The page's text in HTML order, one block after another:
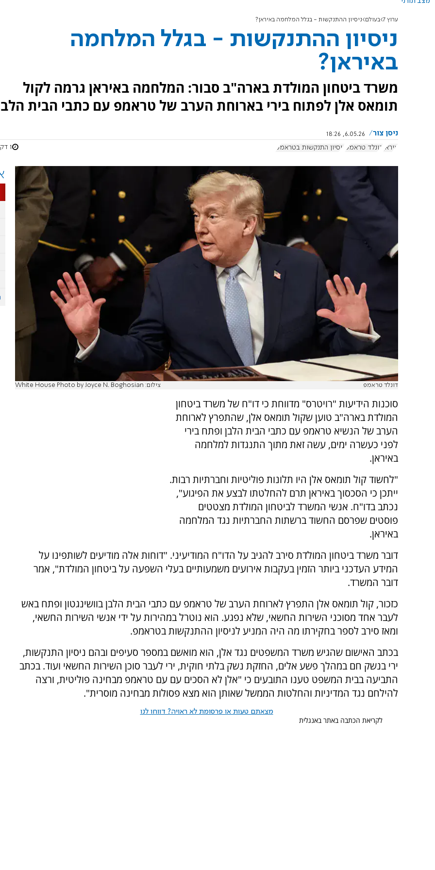
ערוץ 7 בעולם ניסיון ההתנקשות - בגלל המלחמה באיראן?
ניסיון ההתנקשות - בגלל המלחמה
באיראן?
משרד ביטחון המולדת בארה"ב סבור: המלחמה באיראן גרמה לקול
תומאס אלן לפתוח בירי בארוחת הערב של טראמפ עם כתבי הבית
ניסן צור
6.05.26, 18:26
איראן דונלד טראמפ ניסיון התנקשות בטראמפ 1 דקות
דונלד טראמפ צילום: White House Photo by Joyce N. Boghosian
סוכנות הידיעות "רויטרס" מדווחת כי דו"ח של משרד ביטחון
המולדת בארה"ב טוען שקול תומאס אלן, שהתפרץ לארוחת
הערב של הנשיא טראמפ עם כתבי הבית הלבן ופתח בירי
לפני כעשרה ימים, עשה זאת מתוך התנגדות למלחמה
באיראן.
"לחשוד קול תומאס אלן היו תלונות פוליטיות וחברתיות רבות.
ייתכן כי הסכסוך באיראן תרם להחלטתו לבצע את הפיגוע",
נכתב בדו"ח. אנשי המשרד לביטחון המולדת מצטטים
פוסטים שפרסם החשוד ברשתות החברתיות נגד המלחמה
באיראן.
דובר משרד ביטחון המולדת סירב להגיב על הדו"ח המודיעיני. "דוחות אלה מודיעים לשותפינו על
המידע העדכני ביותר הזמין בעקבות אירועים משמעותיים בעלי השפעה על ביטחון המולדת", אמר
דובר המשרד.
כזכור, קול תומאס אלן התפרץ לארוחת הערב של טראמפ עם כתבי הבית הלבן בוושינגטון ופתח באש
לעבר אחד מסוכני השירות החשאי, שלא נפגע. הוא נוטרל במהירות על ידי אנשי השירות החשאי,
ומאז סירב לספר בחקירתו מה היה המניע לניסיון ההתנקשות בטראמפ.
בכתב האישום שהגיש משרד המשפטים נגד אלן, הוא מואשם במספר סעיפים ובהם ניסיון התנקשות,
ירי בנשק חם במהלך פשע אלים, החזקת נשק בלתי חוקית, ירי לעבר סוכן השירות החשאי ועוד. בכתב
התביעה בבית המשפט טענו התובעים כי "אלן לא הסכים עם עם טראמפ מבחינה פוליטית, ורצה
להילחם נגד המדיניות והחלטות הממשל שאותן הוא מצא פסולות מבחינה מוסרית".
מצאתם טעות או פרסומת לא ראויה? דווחו לנו
לקריאת הכתבה באתר באנגלית